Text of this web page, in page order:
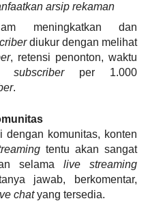
arsip rekaman
meningkatkan dan
diukur dengan melihat
, retensi penonton, waktu
subscriber per 1.000
.
dengan komunitas, konten
tentu akan sangat
selama live streaming
jawab, berkomentar,
chat yang tersedia.